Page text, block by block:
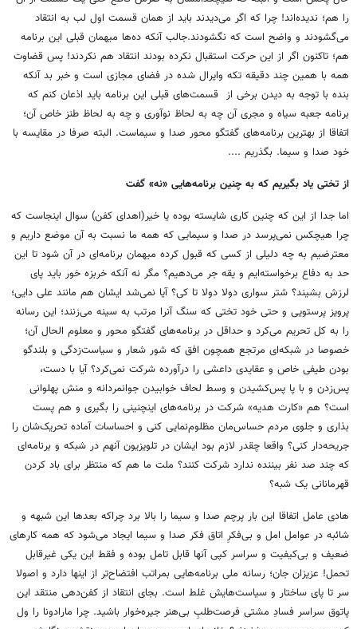
را هم؛ ندیده‌اند! چرا که اگر می‌دیدند باید از همان قسمت اول لب به انتقاد
می‌گشودند و واضح است که نگشودند.جالب آنکه ده‌ها میهمان قبلی این برنامه
هم؛ تاکنون اگر از این حرکت استقبال نکرده بودند انتقاد هم نکردند! پس قضاوت
همه با همین چند دقیقه تکه وایرال شده در فضای مجازی است و خبر بد آنکه
بنده با توجه به دیدن برخی از قسمت‌های قبلی این برنامه باید اذعان کنم که
برنامه جعبه سیاه و مجری آن چه به لحاظ نوآوری و چه به لحاظ طنز خاص آن؛
اتفاقا از بهترین برنامه‌های گفتگو محور صدا و سیماست. البته صرفا در مقایسه با
خود صدا و سیما. بگذریم ....
از تختی یاد بگیریم که به چنین برنامه‌هایی «نه» گفت
اما جدا از این که چنین کاری شایسته بوده یا خیر(اهدای کفن) سوال اینجاست که
چرا هیچکس نمی‌پرسد در صدا و سیمایی که همه ما نسبت به آن موضع داریم و
معترضیم به چه دلیلی از کسی که قبول کرده میهمان برنامه‌ای در آن شود تا این
حد به دفاع برخواسته‌ایم و یقه جر می‌دهیم؟ مگر نه آنکه خربزه خور باید پای
لرزش بشیند؟ شتر سواری دولا دولا تا کی؟ آیا نمی‌شد ایشان هم مانند علی دایی؛
پرویز پرستویی و حتی خود تختی که سنگ آنرا مرتب به سینه می‌زنند؛ این رسانه
را به کل تحریم می‌کرد و حداقل در برنامه‌های گفتگو محور و معلوم الحال آن؛
خصوصا در شبکه‌ای مرتجع همچون افق که شور شعار و سیاست‌زدگی و بلندگو
بودن طیفی خاص و عقایدی داعشی را درآورده شرکت نمی‌کرد؟ آیا با دست،
پس‌زدن و با پا پس‌کشیدن و وسط لحاف خوابیدن جوانمردانه و منش پهلوانی
است؟ هم «کارت هدیه» شرکت در برنامه‌های اینچنینی را بگیری و هم پست
بذاری و جلوی مردم حساس‌مان مظلوم‌نمایی کنی و احساسات آماده تحریک‌شان را
جریحه‌دار کنی؟ واقعا چقدر لازم بود ایشان در تلویزیون آنهم در شبکه و برنامه‌ای
که چند صد نفر بیننده ندارد شرکت کنند؟ ملت ما هم که منتظر برای باد کردن
قهرمانانی یک شبه؟
هادی عامل اتفاقا این بار پرچم صدا و سیما را بالا برد چراکه بعدها این شبهه و
شائبه در عوامل امل و بی‌فکرِ اتاق فکر صدا و سیما ایجاد می‌شود که همه کارهای
ضعیف و بی‌کیفیت و سراسر کپی آنها قابل تامل بوده و فقط این یکی غیرقابل
تحمل! عزیزان جان؛ رسانه ملی برنامه‌هایی بمراتب افتضاح‌تر از اینها دارد و اصولا
سر تا پای ساختار و سیاست‌هایش غلط است. بجای انتقاد از کفن‌دهی منتقد این
پاتوق سراسر فسادِ مشتی فرصت‌طلبِ بی‌هنر جیره‌خوار باشید. چرا مارادونا را ول